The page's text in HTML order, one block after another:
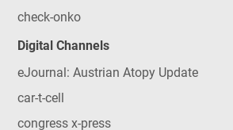
check-onko
Digital Channels
eJournal: Austrian Atopy Update
car-t-cell
congress x-press